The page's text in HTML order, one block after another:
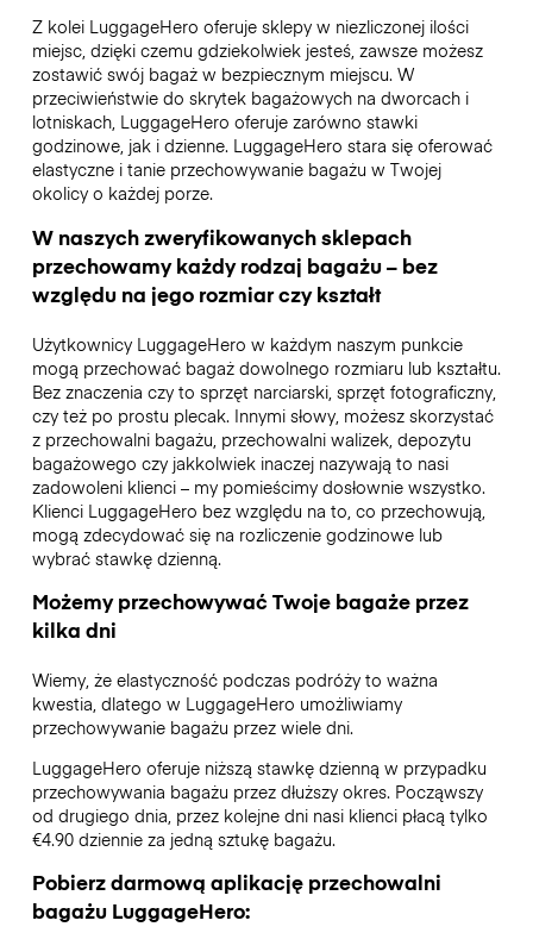
Z kolei LuggageHero oferuje sklepy w niezliczonej ilości
miejsc, dzięki czemu gdziekolwiek jesteś, zawsze możesz
zostawić swój bagaż w bezpiecznym miejscu. W
przeciwieństwie do skrytek bagażowych na dworcach i
lotniskach, LuggageHero oferuje zarówno stawki
godzinowe, jak i dzienne. LuggageHero stara się oferować
elastyczne i tanie przechowywanie bagażu w Twojej
okolicy o każdej porze.
W naszych zweryfikowanych sklepach
przechowamy każdy rodzaj bagażu – bez
względu na jego rozmiar czy kształt
Użytkownicy LuggageHero w każdym naszym punkcie
mogą przechować bagaż dowolnego rozmiaru lub kształtu.
Bez znaczenia czy to sprzęt narciarski, sprzęt fotograficzny,
czy też po prostu plecak. Innymi słowy, możesz skorzystać
z przechowalni bagażu, przechowalni walizek, depozytu
bagażowego czy jakkolwiek inaczej nazywają to nasi
zadowoleni klienci – my pomieścimy dosłownie wszystko.
Klienci LuggageHero bez względu na to, co przechowują,
mogą zdecydować się na rozliczenie godzinowe lub
wybrać stawkę dzienną.
Możemy przechowywać Twoje bagaże przez
kilka dni
Wiemy, że elastyczność podczas podróży to ważna
kwestia, dlatego w LuggageHero umożliwiamy
przechowywanie bagażu przez wiele dni.
LuggageHero oferuje niższą stawkę dzienną w przypadku
przechowywania bagażu przez dłuższy okres. Począwszy
od drugiego dnia, przez kolejne dni nasi klienci płacą tylko
€4.90 dziennie za jedną sztukę bagażu.
Pobierz darmową aplikację przechowalni
bagażu LuggageHero: